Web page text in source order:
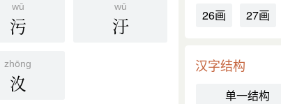
wū
污
wū
汙
zhōng
汷
26画
27画
汉字结构
单一结构